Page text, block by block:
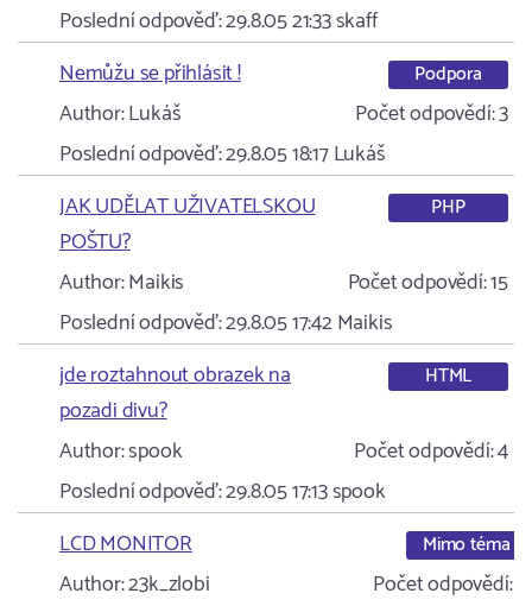
Poslední odpověď:29.8.05 21:33skaff
Nemůžu se přihlásit !
Podpora
Author:Lukáš Počet odpovědí:3
Poslední odpověď:29.8.05 18:17Lukáš
JAK UDĚLAT UŽIVATELSKOU
POŠTU?
PHP
Author:Maikis Počet odpovědí:15
Poslední odpověď:29.8.05 17:42Maikis
jde roztahnout obrazek na
pozadi divu?
HTML
Author:spook Počet odpovědí:4
Poslední odpověď:29.8.05 17:13spook
LCD MONITOR
Mimo téma
Author:23k_zlobi Počet odpovědí:3